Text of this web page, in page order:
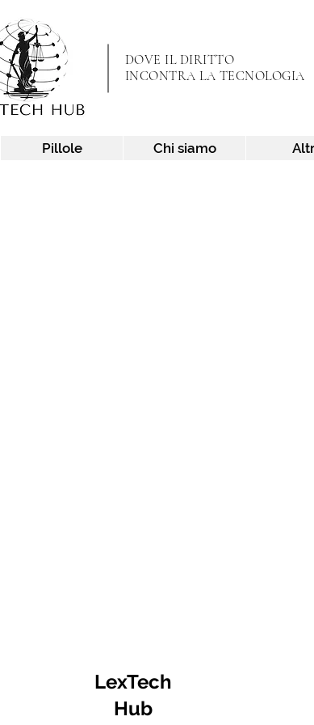
DOVE IL DIRITTO
INCONTRA LA TECNOLOGIA
Pillole Chi siamo
LexTech
Hub